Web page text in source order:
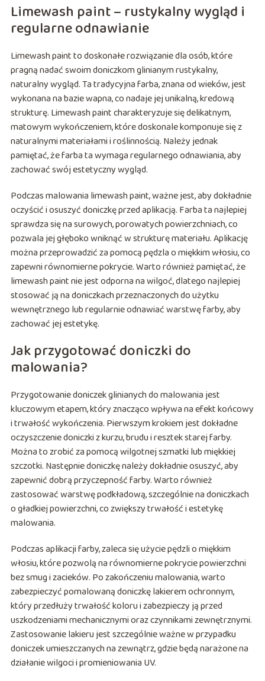
Limewash paint – rustykalny wygląd i
regularne odnawianie
Limewash paint to doskonałe rozwiązanie dla osób, które
pragną nadać swoim doniczkom glinianym rustykalny,
naturalny wygląd. Ta tradycyjna farba, znana od wieków, jest
wykonana na bazie wapna, co nadaje jej unikalną, kredową
strukturę. Limewash paint charakteryzuje się delikatnym,
matowym wykończeniem, które doskonale komponuje się z
naturalnymi materiałami i roślinnością. Należy jednak
pamiętać, że farba ta wymaga regularnego odnawiania, aby
zachować swój estetyczny wygląd.
Podczas malowania limewash paint, ważne jest, aby dokładnie
oczyścić i osuszyć doniczkę przed aplikacją. Farba ta najlepiej
sprawdza się na surowych, porowatych powierzchniach, co
pozwala jej głęboko wniknąć w strukturę materiału. Aplikację
można przeprowadzić za pomocą pędzla o miękkim włosiu, co
zapewni równomierne pokrycie. Warto również pamiętać, że
limewash paint nie jest odporna na wilgoć, dlatego najlepiej
stosować ją na doniczkach przeznaczonych do użytku
wewnętrznego lub regularnie odnawiać warstwę farby, aby
zachować jej estetykę.
Jak przygotować doniczki do
malowania?
Przygotowanie doniczek glinianych do malowania jest
kluczowym etapem, który znacząco wpływa na efekt końcowy
i trwałość wykończenia. Pierwszym krokiem jest dokładne
oczyszczenie doniczki z kurzu, brudu i resztek starej farby.
Można to zrobić za pomocą wilgotnej szmatki lub miękkiej
szczotki. Następnie doniczkę należy dokładnie osuszyć, aby
zapewnić dobrą przyczepność farby. Warto również
zastosować warstwę podkładową, szczególnie na doniczkach
o gładkiej powierzchni, co zwiększy trwałość i estetykę
malowania.
Podczas aplikacji farby, zaleca się użycie pędzli o miękkim
włosiu, które pozwolą na równomierne pokrycie powierzchni
bez smug i zacieków. Po zakończeniu malowania, warto
zabezpieczyć pomalowaną doniczkę lakierem ochronnym,
który przedłuży trwałość koloru i zabezpieczy ją przed
uszkodzeniami mechanicznymi oraz czynnikami zewnętrznymi.
Zastosowanie lakieru jest szczególnie ważne w przypadku
doniczek umieszczanych na zewnątrz, gdzie będą narażone na
działanie wilgoci i promieniowania UV.